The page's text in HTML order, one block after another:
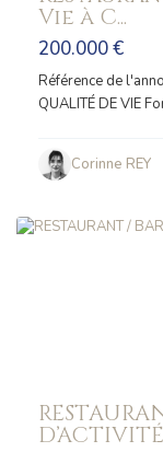
Vie à C...
200.000 €
Référence de
QUALITÉ DE VIE
Corinne REY
LA